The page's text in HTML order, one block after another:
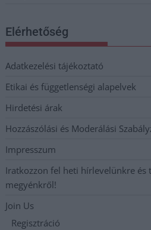
Elérhetőség
Adatkezelési tájékoztató
Etikai és függetlenségi alapelvek
Hirdetési árak
Hozzászólási és Moderálási
Impresszum
Iratkozzon fel heti hírlevelünkre
megyénkről!
Join Us
Regisztráció